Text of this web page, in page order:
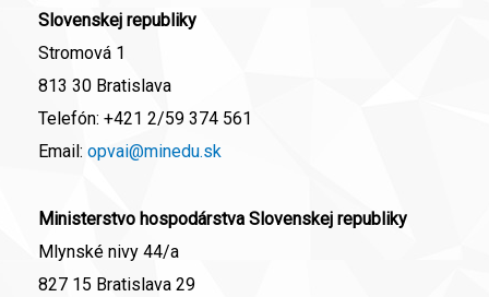
Slovenskej republiky
Stromová 1
813 30 Bratislava
Telefón: +421 2/59 374 561
Email: opvai@minedu.sk
Ministerstvo hospodárstva Slovenskej republiky
Mlynské nivy 44/a
827 15 Bratislava 29